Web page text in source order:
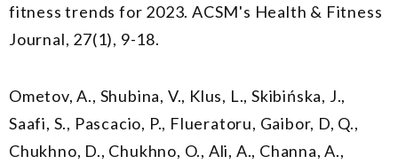
fitness trends for 2023.ACSM's Health & Fitness
Journal, 27(1), 9-18.
Ometov, A., Shubina, V., Klus, L., Skibińska, J.,
Saafi, S., Pascacio, P., Flueratoru, Gaibor, D, Q.,
Chukhno, D., Chukhno, O., Ali, A., Channa, A.,